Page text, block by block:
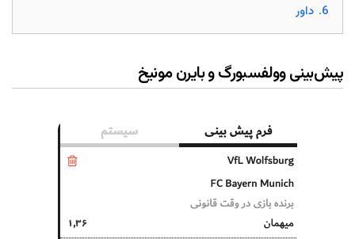
6. داور
پیش‌بینی وولفسبورگ و بایرن مونیخ